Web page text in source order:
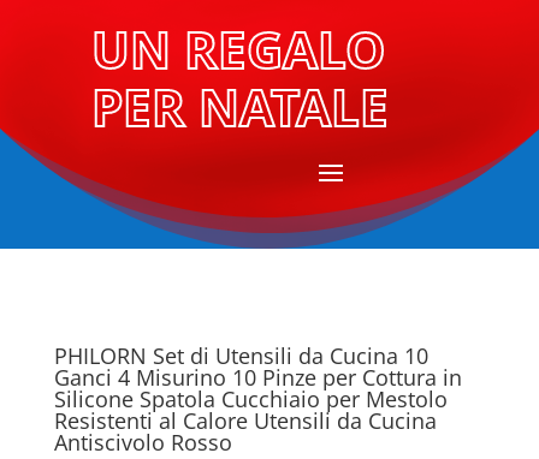
UN REGALO
PER NATALE
PHILORN Set di Utensili da Cucina 10
Ganci 4 Misurino 10 Pinze per Cottura in
Silicone Spatola Cucchiaio per Mestolo
Resistenti al Calore Utensili da Cucina
Antiscivolo Rosso